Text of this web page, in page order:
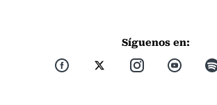
Síguenos en: